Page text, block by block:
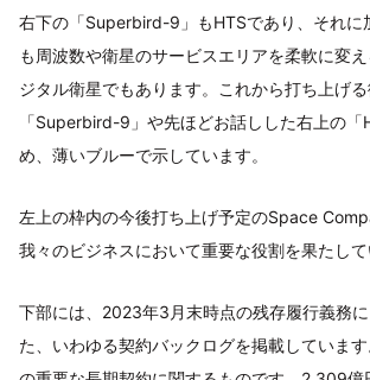
右下の「Superbird-9」もHTSであり、それに
も周波数や衛星のサービスエリアを柔軟に変
ジタル衛星でもあります。これから打ち上げる
「Superbird-9」や先ほどお話しした右上の
め、薄いブルーで示しています。
左上の枠内の今後打ち上げ予定のSpace
我々のビジネスにおいて重要な役割を果たして
下部には、2023年3月末時点の残存履行義務
た、いわゆる契約バックログを掲載していま